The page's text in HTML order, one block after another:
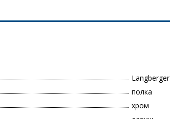
Langberger
полка
хром